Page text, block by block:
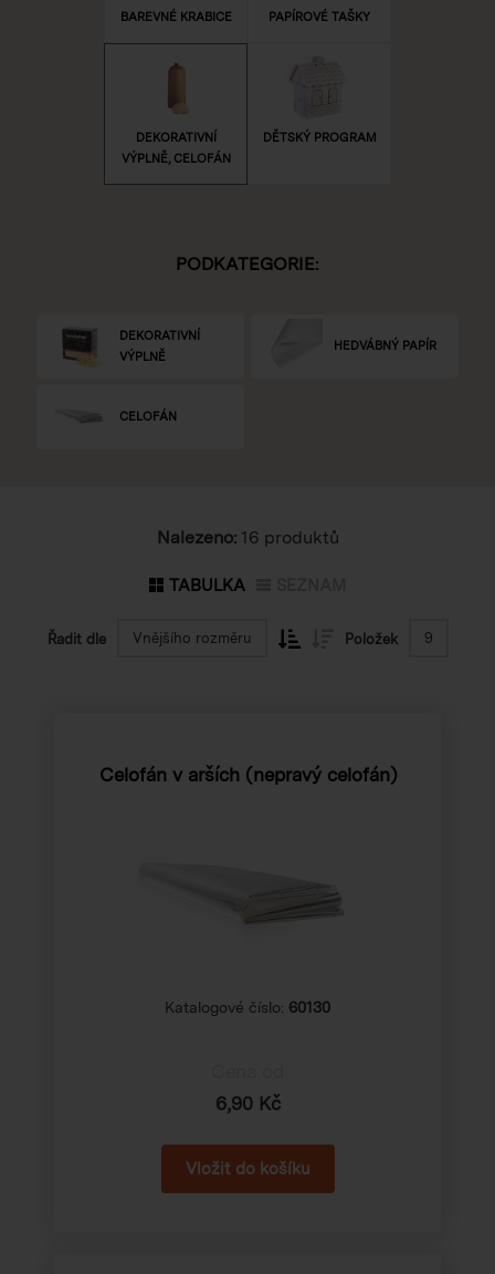
BAREVNÉ KRABICE PAPÍROVÉ TAŠKY
DEKORATIVNÍ
VÝPLNĚ, CELOFÁN
DĚTSKÝ PROGRAM
PODKATEGORIE:
DEKORATIVNÍ
VÝPLNĚ
HEDVÁBNÝ PAPÍR
CELOFÁN
Nalezeno: 16 produktů
TABULKA
Řadit dle Vnějšího rozměru Položek 9
Celofán v arších (nepravý celofán)
Katalogové číslo: 60130
6,90 Kč